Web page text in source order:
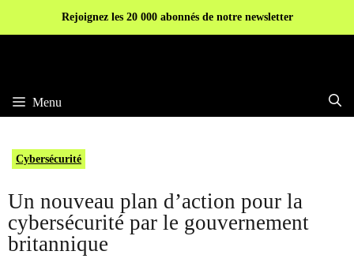
Rejoignez les 20 000 abonnés de notre newsletter
Menu
Cybersécurité
Un nouveau plan d’action pour la
cybersécurité par le gouvernement
britannique